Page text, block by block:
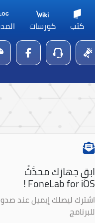
كتب كورسات
ابقِ جهازك محدَّثً
FoneLab for iOS !
اشترك ليصلك إيميل عند
للبرنامج